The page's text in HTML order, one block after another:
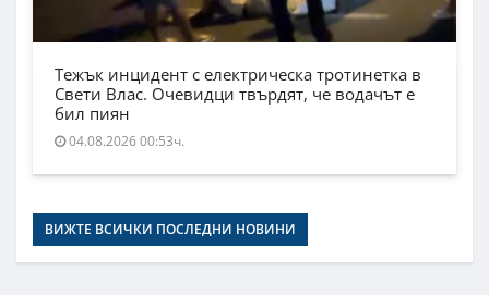
Тежък инцидент с електрическа тротинетка в
Свети Влас. Очевидци твърдят, че водачът е
бил пиян
04.08.2026 00:53ч.
ВИЖТЕ ВСИЧКИ ПОСЛЕДНИ НОВИНИ